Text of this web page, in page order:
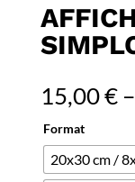
15,00€–
Format
20x30 cm /